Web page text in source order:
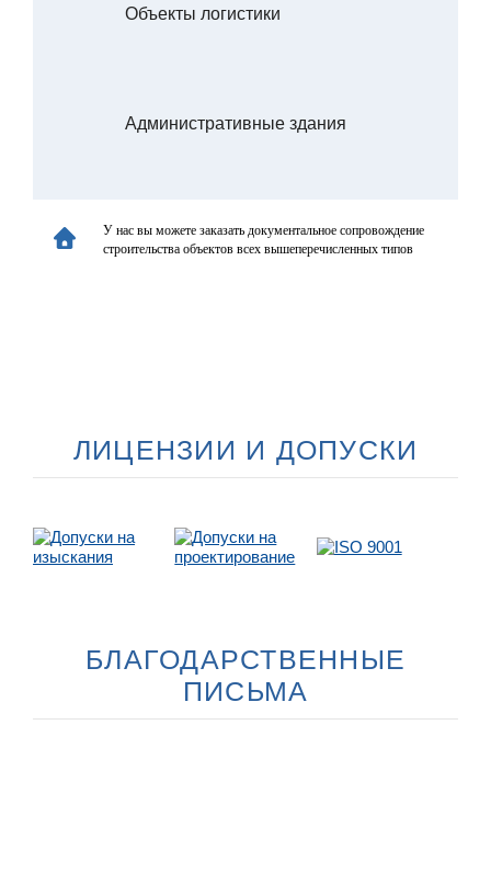
Объекты логистики
Административные здания
У нас вы можете заказать документальное сопровождение
строительства объектов всех вышеперечисленных типов
ЛИЦЕНЗИИ И ДОПУСКИ
БЛАГОДАРСТВЕННЫЕ
ПИСЬМА